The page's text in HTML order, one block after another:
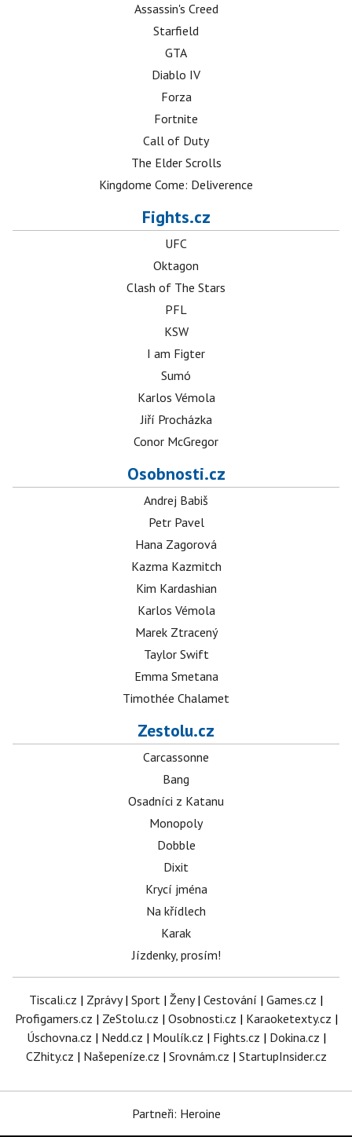
Assassin's Creed
Starfield
GTA
Diablo IV
Forza
Fortnite
Call of Duty
The Elder Scrolls
Kingdome Come: Deliverence
Fights.cz
UFC
Oktagon
Clash of The Stars
PFL
KSW
I am Figter
Sumó
Karlos Vémola
Jiří Procházka
Conor McGregor
Osobnosti.cz
Andrej Babiš
Petr Pavel
Hana Zagorová
Kazma Kazmitch
Kim Kardashian
Karlos Vémola
Marek Ztracený
Taylor Swift
Emma Smetana
Timothée Chalamet
Zestolu.cz
Carcassonne
Bang
Osadníci z Katanu
Monopoly
Dobble
Dixit
Krycí jména
Na křídlech
Karak
Jízdenky, prosím!
Tiscali.cz | Zprávy| Sport | Ženy| Cestování | Games.cz |
Profigamers.cz | ZeStolu.cz | Osobnosti.cz | Karaoketexty.cz |
Úschovna.cz | Nedd.cz | Moulík.cz | Fights.cz | Dokina.cz |
CZhity.cz | Našepeníze.cz | Srovnám.cz | StartupInsider.cz
Partneři: Heroine